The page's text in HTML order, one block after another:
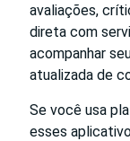
avaliações,
direta com
acompanhar
atualizada de
Se você usa
esses